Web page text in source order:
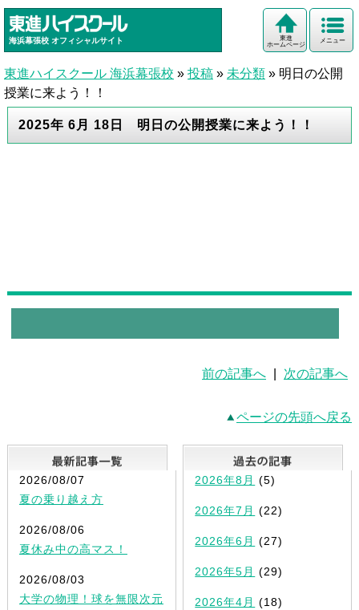
海浜幕張校 オフィシャルサイト メニュー
東進
ホームページ
東進ハイスクール 海浜幕張校 » 投稿 » 未分類 » 明日の公開
授業に来よう！！
2025年 6月 18日 明日の公開授業に来よう！！
前の記事へ 次の記事へ
ページの先頭へ戻る
最新記事一覧
2026/08/07
夏の乗り越え方
2026/08/06
夏休み中の高マス！
2026/08/03
大学の物理！球を無限次元
2026年8月 (5)
2026年7月 (22)
2026年6月 (27)
2026年5月 (29)
2026年4月 (18)